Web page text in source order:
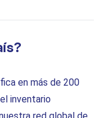
en más de 200
inventario
red global de